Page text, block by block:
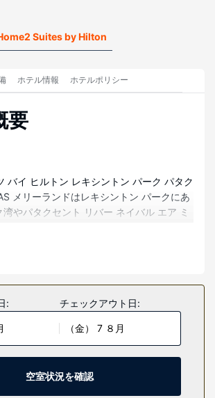
Suites by Hilton
ホテル情報 ホテルポリシー
要
バイ ヒルトン レキシントン パーク パタク
メリーランドはレキシントン パークにあ
湾やパタクセント リバー ネイバル エア ミ
ー ネイバル エア ステーションまで 1.8
ぞれ異なる装飾のが施された客室には、大
、コンロなどが備わったキッチンがあり、
ぎいただけます。42 インチの薄型テレビで
ただけるほか、WiFi (無料)などもご利用い
ク、電子レンジの他に、市内通話 (無料)付
ただけます。
: チェックアウト日:
（金） 7 ８月
空室状況を確認